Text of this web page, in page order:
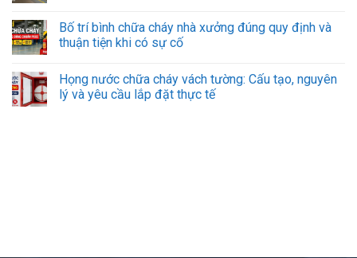
Bố trí bình chữa cháy nhà xưởng đúng quy định và
thuận tiện khi có sự cố
Họng nước chữa cháy vách tường: Cấu tạo, nguyên
lý và yêu cầu lắp đặt thực tế